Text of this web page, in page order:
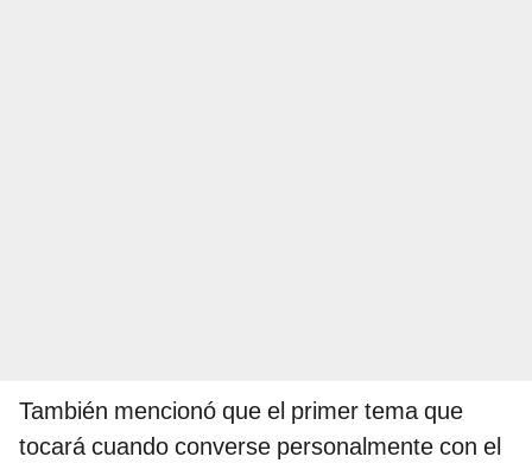
También mencionó que el primer tema que
tocará cuando converse personalmente con el